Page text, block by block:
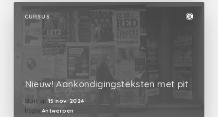
CURSUS
Nieuw! Aankondigingsteksten met pit
Start op 15 nov. 2024
Regio Antwerpen